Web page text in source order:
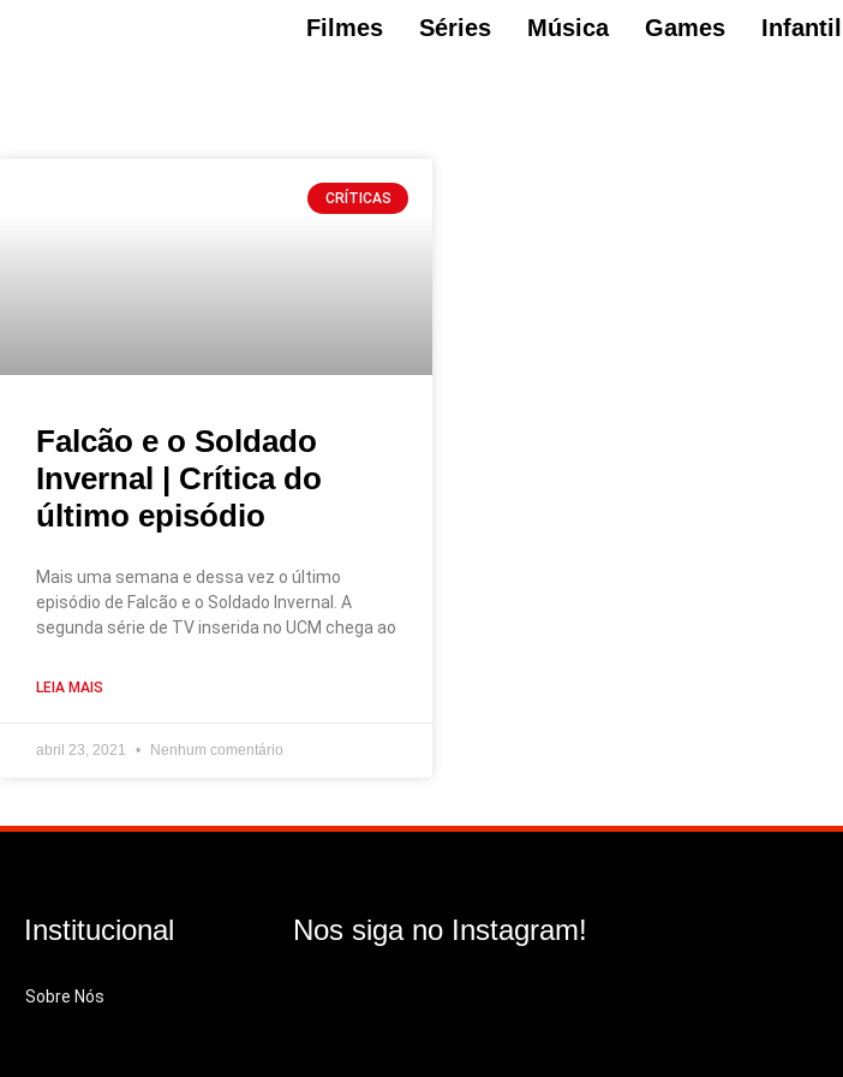
Filmes Séries Música Games Infantil
CRÍTICAS
Falcão e o Soldado
Invernal | Crítica do
último episódio
Mais uma semana e dessa vez o último
episódio de Falcão e o Soldado Invernal. A
segunda série de TV inserida no UCM chega ao
LEIA MAIS
abril 23, 2021 Nenhum comentário
Institucional
Sobre Nós
Nos siga no Instagram!